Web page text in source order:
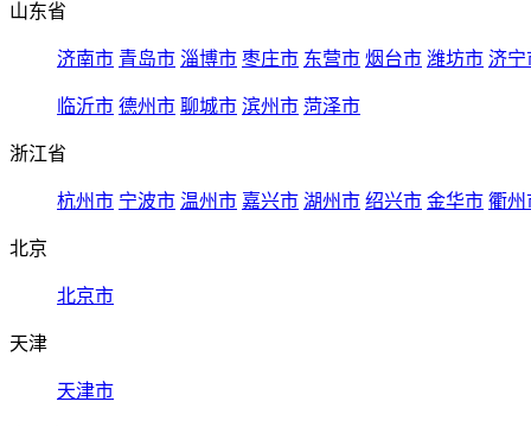
山东省
济南市 青岛市 淄博市 枣庄市 东营市 烟台市 潍坊市 济宁
临沂市 德州市 聊城市 滨州市 菏泽市
浙江省
杭州市 宁波市 温州市 嘉兴市 湖州市 绍兴市 金华市 衢州
北京
北京市
天津
天津市